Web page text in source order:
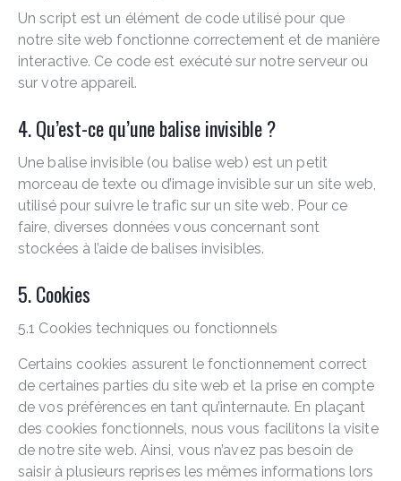
Un script est un élément de code utilisé pour que
notre site web fonctionne correctement et de manière
interactive. Ce code est exécuté sur notre serveur ou
sur votre appareil.
4. Qu’est-ce qu’une balise invisible ?
Une balise invisible (ou balise web) est un petit
morceau de texte ou d’image invisible sur un site web,
utilisé pour suivre le trafic sur un site web. Pour ce
faire, diverses données vous concernant sont
stockées à l’aide de balises invisibles.
5. Cookies
5.1 Cookies techniques ou fonctionnels
Certains cookies assurent le fonctionnement correct
de certaines parties du site web et la prise en compte
de vos préférences en tant qu’internaute. En plaçant
des cookies fonctionnels, nous vous facilitons la visite
de notre site web. Ainsi, vous n’avez pas besoin de
saisir à plusieurs reprises les mêmes informations lors